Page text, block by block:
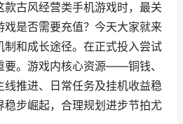
古风经营类手机游戏时，最关
是否需要充值？今天大家就来
和成长途径。在正式投入尝试
要。游戏内核心资源——铜钱、
推进、日常任务及挂机收益稳
稳步崛起，合理规划进步节拍尤